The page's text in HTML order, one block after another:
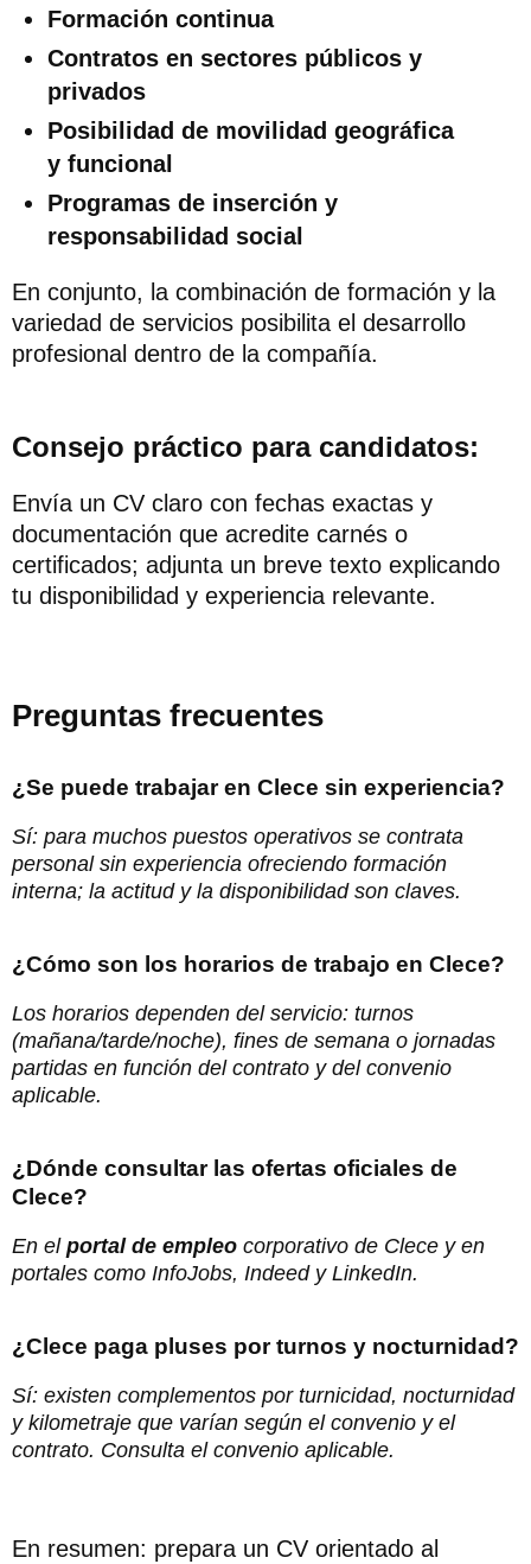
Formación continua
Contratos en sectores públicos y
privados
Posibilidad de movilidad geográfica
y funcional
Programas de inserción y
responsabilidad social
En conjunto, la combinación de formación y la
variedad de servicios posibilita el desarrollo
profesional dentro de la compañía.
Consejo práctico para candidatos:
Envía un CV claro con fechas exactas y
documentación que acredite carnés o
certificados; adjunta un breve texto explicando
tu disponibilidad y experiencia relevante.
Preguntas frecuentes
¿Se puede trabajar en Clece sin experiencia?
Sí: para muchos puestos operativos se contrata
personal sin experiencia ofreciendo formación
interna; la actitud y la disponibilidad son claves.
¿Cómo son los horarios de trabajo en Clece?
Los horarios dependen del servicio: turnos
(mañana/tarde/noche), fines de semana o jornadas
partidas en función del contrato y del convenio
aplicable.
¿Dónde consultar las ofertas oficiales de
Clece?
En el portal de empleo corporativo de Clece y en
portales como InfoJobs, Indeed y LinkedIn.
¿Clece paga pluses por turnos y nocturnidad?
Sí: existen complementos por turnicidad, nocturnidad
y kilometraje que varían según el convenio y el
contrato. Consulta el convenio aplicable.
En resumen: prepara un CV orientado al